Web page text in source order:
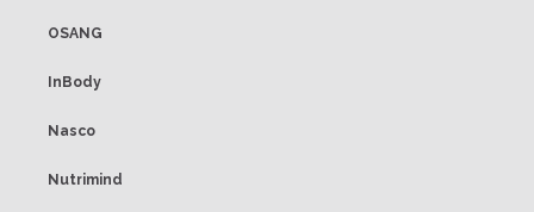
OSANG
InBody
Nasco
Nutrimind